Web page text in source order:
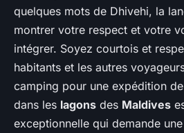
quelques mots de Dhivehi, la
montrer votre respect et votre
intégrer. Soyez courtois et
habitants et les autres
camping pour une expédition de
dans les lagons des Maldives
exceptionnelle qui demande